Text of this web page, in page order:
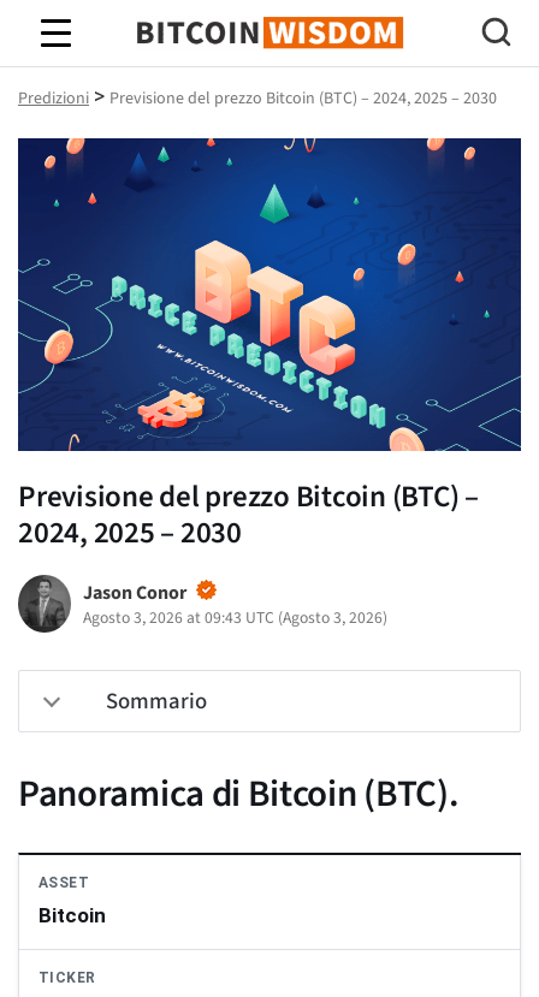
Saggezza Bitcoin
Predizioni > Previsione del prezzo Bitcoin (BTC) – 2024, 2025 – 2030
Previsione del prezzo Bitcoin (BTC) –
2024, 2025 – 2030
Jason Conor
Agosto 3, 2026 at 09:43 UTC (Agosto 3, 2026)
Sommario
Panoramica di Bitcoin (BTC).
ASSET
Bitcoin
TICKER